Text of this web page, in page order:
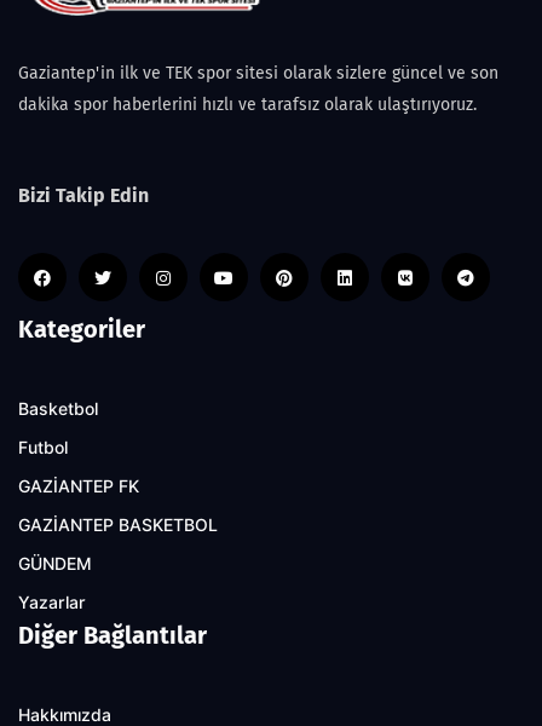
Gaziantep'in ilk ve TEK spor sitesi olarak sizlere güncel ve son
dakika spor haberlerini hızlı ve tarafsız olarak ulaştırıyoruz.
Bizi Takip Edin
Kategoriler
Basketbol
Futbol
GAZİANTEP FK
GAZİANTEP BASKETBOL
GÜNDEM
Yazarlar
Diğer Bağlantılar
Hakkımızda